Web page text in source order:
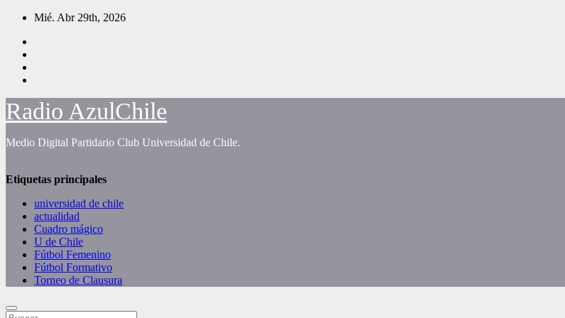
Saltar
contenido
Mié. Abr 29th, 2026
Radio AzulChile
Medio Digital Partidario Club Universidad de Chile.
Etiquetas principales
universidad de chile
actualidad
Cuadro mágico
U de Chile
Fútbol Femenino
Fútbol Formativo
Torneo de Clausura